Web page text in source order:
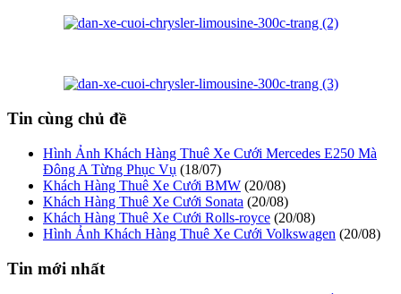
Tin cùng chủ đề
Hình Ảnh Khách Hàng Thuê Xe Cưới Mercedes E250 Mà
Đông A Từng Phục Vụ (18/07)
Khách Hàng Thuê Xe Cưới BMW (20/08)
Khách Hàng Thuê Xe Cưới Sonata (20/08)
Khách Hàng Thuê Xe Cưới Rolls-royce (20/08)
Hình Ảnh Khách Hàng Thuê Xe Cưới Volkswagen (20/08)
Tin mới nhất